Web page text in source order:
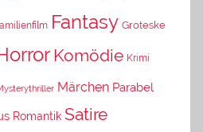
Fantasy Groteske
Komödie Krimi
Märchen Parabel
Romantik Satire